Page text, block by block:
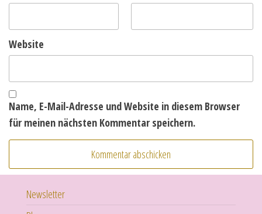
Website
Name, E-Mail-Adresse und Website in diesem Browser
für meinen nächsten Kommentar speichern.
Newsletter